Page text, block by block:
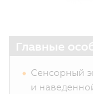
Главные
Сенсорный
и